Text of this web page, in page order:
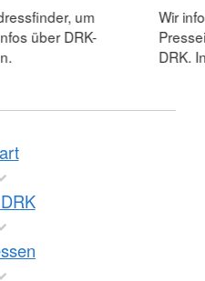
um
über DRK-
Wir
DRK.